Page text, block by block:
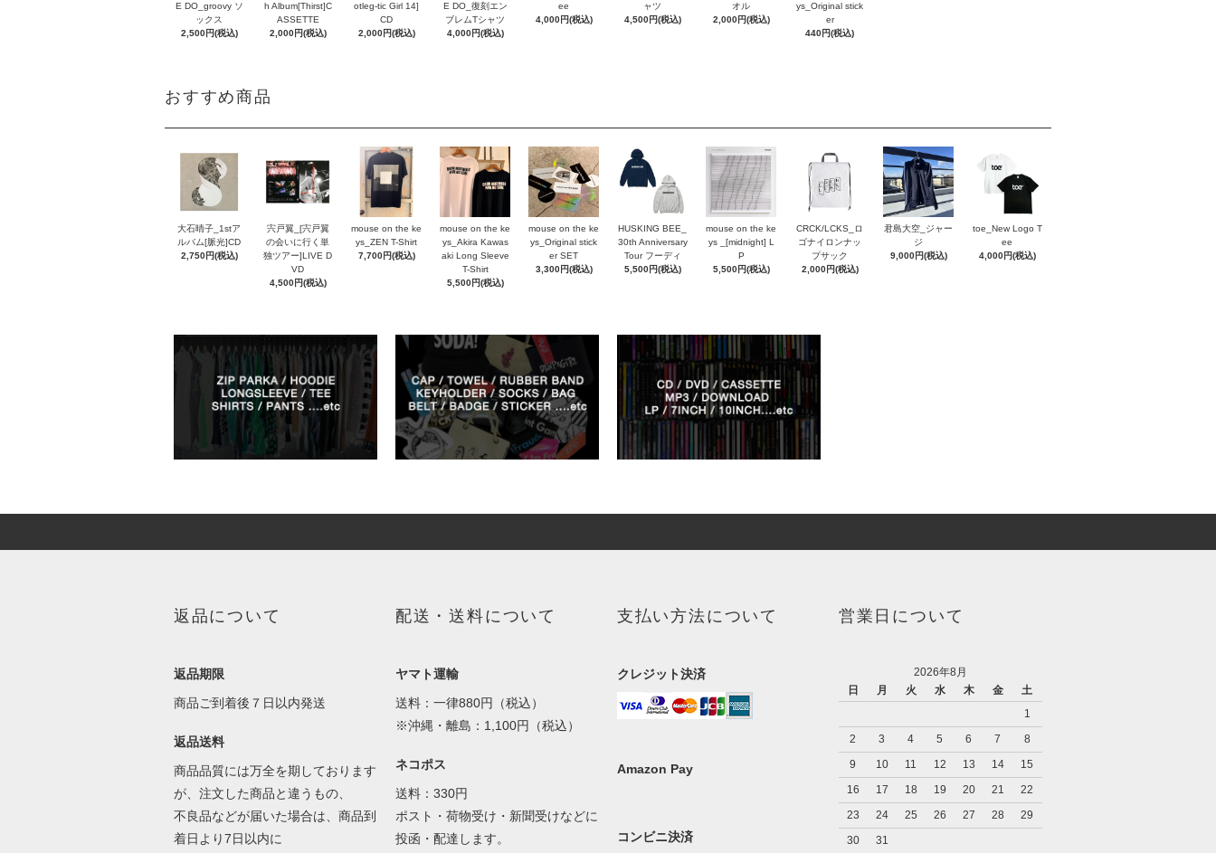
E DO_groovy ソ
ックス
2,500円(税込)
h Album[Thirst]C
ASSETTE
2,000円(税込)
otleg-tic Girl 14]
CD
2,000円(税込)
E DO_復刻エン
ブレムTシャツ
4,000円(税込)
ee
4,000円(税込)
ャツ
4,500円(税込)
オル
2,000円(税込)
ys_Original stick
er
440円(税込)
おすすめ商品
大石晴子_1stア
ルバム[脈光]CD
2,750円(税込)
宍戸翼_[宍戸翼
の会いに行く単
独ツアー]LIVE D
VD
4,500円(税込)
mouse on the ke
ys_ZEN T-Shirt
7,700円(税込)
mouse on the ke
ys_Akira Kawas
aki Long Sleeve
T-Shirt
5,500円(税込)
mouse on the ke
ys_Original stick
er SET
3,300円(税込)
HUSKING BEE_
30th Anniversary
Tour フーディ
5,500円(税込)
mouse on the ke
ys _[midnight] L
P
5,500円(税込)
CRCK/LCKS_ロ
ゴナイロンナッ
プサック
2,000円(税込)
君島大空_ジャー
ジ
9,000円(税込)
toe_New Logo T
ee
4,000円(税込)
返品について
返品期限
商品ご到着後７日以内発送
返品送料
商品品質には万全を期しております
が、注文した商品と違うもの、
不良品などが届いた場合は、商品到
着日より7日以内に
配送・送料について
ヤマト運輸
送料：一律880円（税込）
※沖縄・離島：1,100円（税込）
ネコポス
送料：330円
ポスト・荷物受け・新聞受けなどに
投函・配達します。
支払い方法について
クレジット決済
Amazon Pay
コンビニ決済
営業日について
2026年8月
日
月 火 水 木 金
土
1
2
3 4 5 6 7
8
9
10 11 12 13 14
15
16
17 18 19 20 21
22
23
24 25 26 27 28
29
30
31